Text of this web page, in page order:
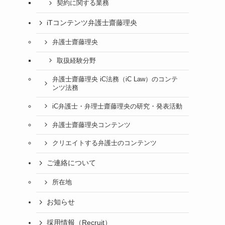
契約に関する業務
iTコンテンツ弁護士齋藤理央
弁護士齋藤理央
取扱経験分野
弁護士齋藤理央 iC法務（iC Law）のコンテ
ンツ法務
iC弁護士・弁理士齋藤理央の研究・発表活動
弁護士齋藤理央コンテンツ
クリエイトする弁護士のコンテンツ
ご連絡について
所在地
お知らせ
採用情報（Recruit）